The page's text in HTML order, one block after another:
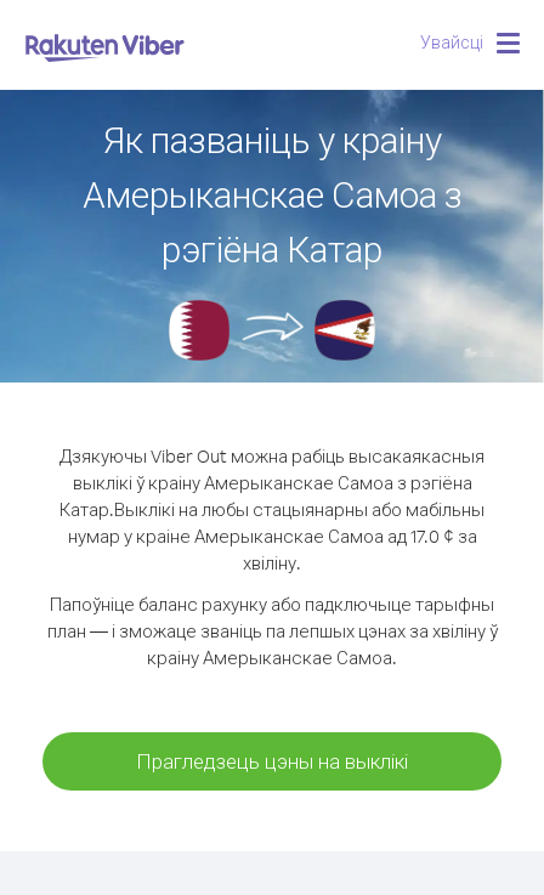
Увайсці
Як пазваніць у краіну
Амерыканскае Самоа з
рэгіёна Катар
Дзякуючы Viber Out можна рабіць высакаякасныя
выклікі ў краіну Амерыканскае Самоа з рэгіёна
Катар.Выклікі на любы стацыянарны або мабільны
нумар у краіне Амерыканскае Самоа ад 17.0 ¢ за
хвіліну.
Папоўніце баланс рахунку або падключыце тарыфны
план — і зможаце званіць па лепшых цэнах за хвіліну ў
краіну Амерыканскае Самоа.
Прагледзець цэны на выклікі